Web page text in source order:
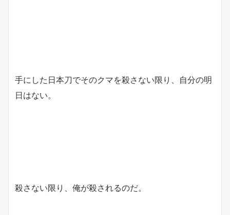
手にした日本刀でそのクマを殺さない限り、自分の明
日はない。
殺さない限り、俺が殺されるのだ。